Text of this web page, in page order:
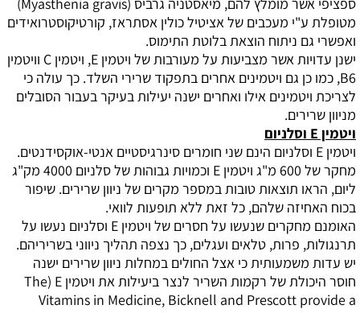
מטופלת ע"י מעכבים של אציטיל כולין אסתראז, קורטיקוסטרואידים
ואפשרי גם ניתוח הוצאת בלוטת התימוס.
ישנן עדויות אשר מצביעות על מעורבות של ויטמין E, ויטמין C וויטמין
B6, כמו כן גם ויטמינים אחרים בתפקוד שרירי השלד. כך עולה כי
לצריכת ויטמינים אילו ואחרים ישנה יעילות בעיקר בעבור הסובלים
מניוון שרירים.
ויטמין E וסלניום
ויטמין E וסלניום הינם שני חומרים סינרגיסטיים אנטי-אוקסידנטים.
מחקר של 600 מ"ג ויטמין
E
וכמויות גבוהות של סלניום 4000 מק"ג
ליום, הראו תוצאות טובות במספר מקרים של ניוון שרירים. שיפור
בכוח האחיזה שלהם, כל זאת ללא תופעות לוואי.
האומנם מחקרים שנעשו על חסרים של ויטמין E וסלניום נעשו על
תרנגולות, פרות, טלאים ועגלים, כך נצפה תהליך ניווני בשריריהם.
יש עדות משמעותית כי אצל החולים במחלות ניוון שרירים ישנה
חוסר היכולת של רקמות השריר לנצר ביעילות את ויטמין E
(
The
Vitamins in Medicine, Bicknell and Prescott provide a